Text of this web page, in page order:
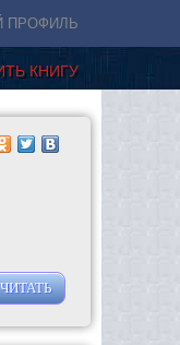
ПРОФИЛЬ
КНИГУ
ЧИТАТЬ